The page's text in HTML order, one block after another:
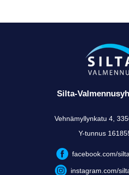
Silta-
Vehnämyllynkatu 4,
Y-tunnus
facebook.com/
instagram.com/